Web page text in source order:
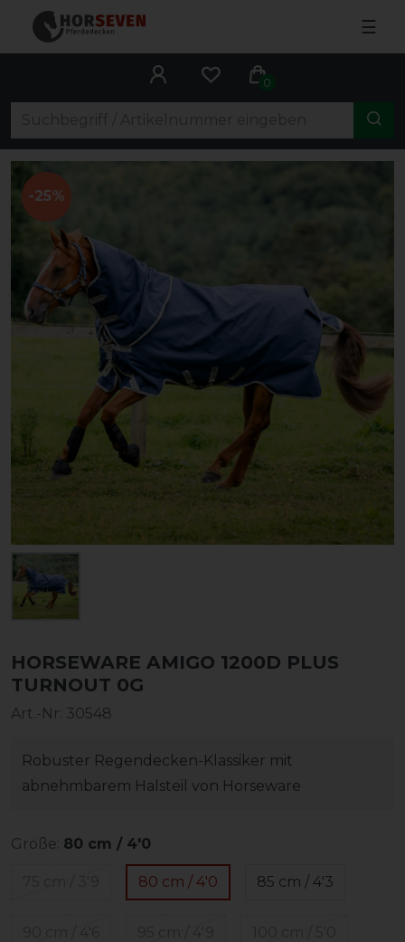
☰
0
-25%
HORSEWARE AMIGO 1200D PLUS
TURNOUT 0G
Art.-Nr: 30548
Robuster Regendecken-Klassiker mit
abnehmbarem Halsteil von Horseware
Größe: 80 cm / 4'0
80 cm / 4'0 85 cm / 4'3